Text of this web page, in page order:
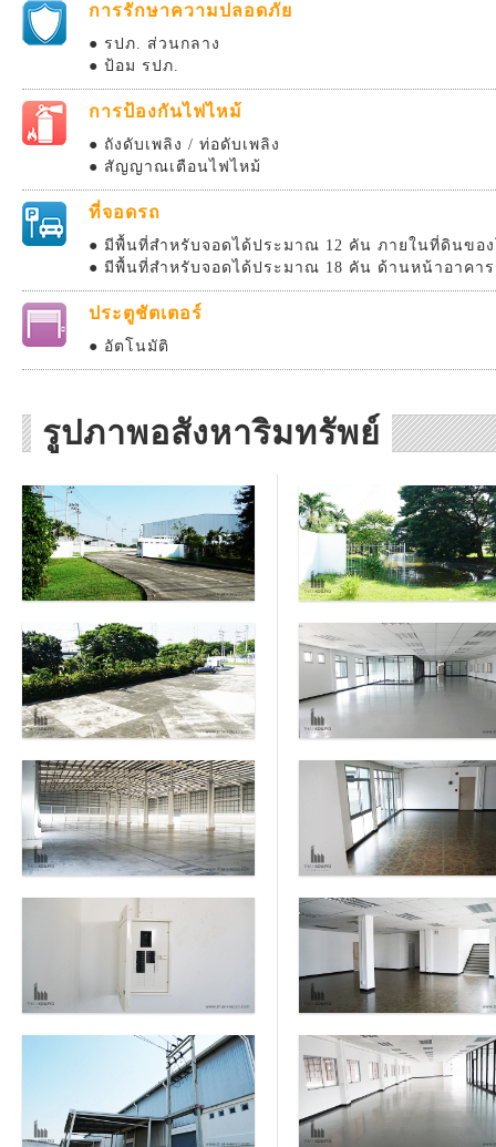
การรักษาความปลอดภัย
● รปภ. ส่วนกลาง
● ป้อม รปภ.
การป้องกันไฟไหม้
● ถังดับเพลิง / ท่อดับเพลิง
● สัญญาณเตือนไฟไหม้
ที่จอดรถ
● มีพื้นที่สำหรับจอดได้ประมาณ 12 คัน ภายในที่ดินของ
● มีพื้นที่สำหรับจอดได้ประมาณ 18 คัน ด้านหน้าอาคาร
ประตูชัตเตอร์
● อัตโนมัติ
รูปภาพอสังหาริมทรัพย์